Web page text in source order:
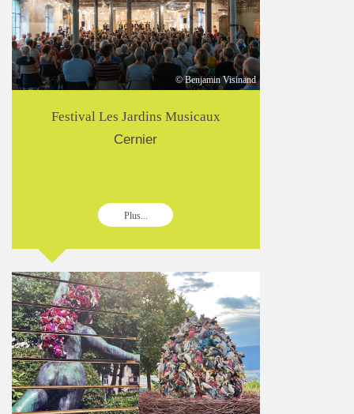
© Benjamin Visinand
Festival Les Jardins Musicaux
Cernier
Plus...